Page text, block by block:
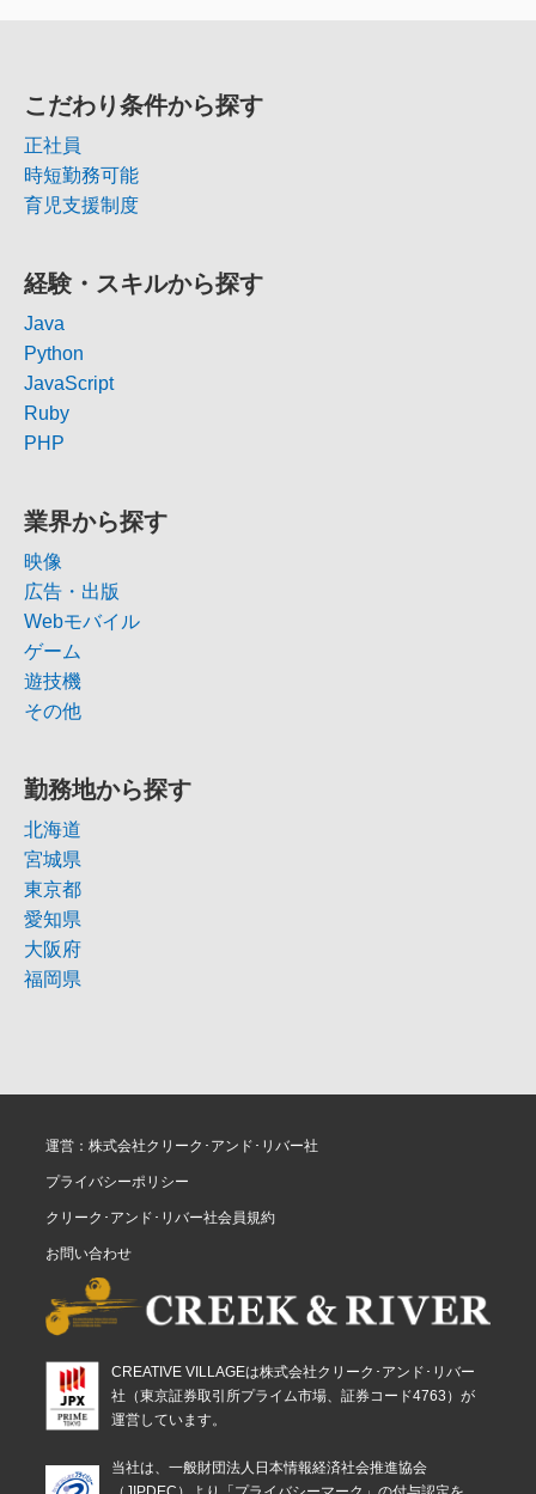
こだわり条件から探す
正社員
時短勤務可能
育児支援制度
経験・スキルから探す
Java
Python
JavaScript
Ruby
PHP
業界から探す
映像
広告・出版
Webモバイル
ゲーム
遊技機
その他
勤務地から探す
北海道
宮城県
東京都
愛知県
大阪府
福岡県
運営：株式会社クリーク･アンド･リバー社
プライバシーポリシー
クリーク･アンド･リバー社会員規約
お問い合わせ
CREATIVE VILLAGEは株式会社クリーク･アンド･リバー
社（東京証券取引所プライム市場、証券コード4763）が
運営しています。
当社は、一般財団法人日本情報経済社会推進協会